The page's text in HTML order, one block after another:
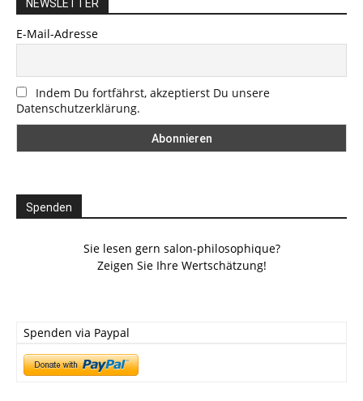
NEWSLETTER
E-Mail-Adresse
Indem Du fortfährst, akzeptierst Du unsere
Datenschutzerklärung.
Spenden
Sie lesen gern salon-philosophique?
Zeigen Sie Ihre Wertschätzung!
Spenden via Paypal